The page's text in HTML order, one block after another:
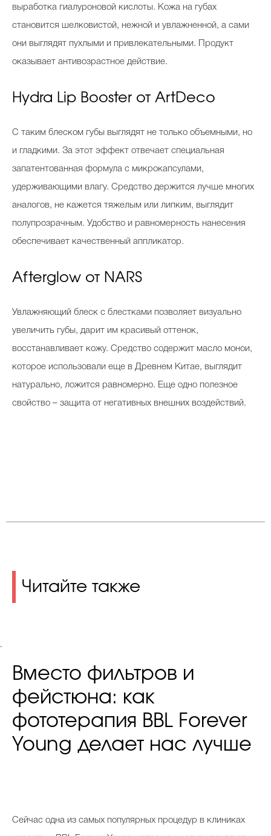
выработка гиалуроновой кислоты. Кожа на губах
становится шелковистой, нежной и увлажненной, а сами
они выглядят пухлыми и привлекательными. Продукт
оказывает антивозрастное действие.
Hydra Lip Booster от ArtDeco
С таким блеском губы выглядят не только объемными, но
и гладкими. За этот эффект отвечает специальная
запатентованная формула с микрокапсулами,
удерживающими влагу. Средство держится лучше многих
аналогов, не кажется тяжелым или липким, выглядит
полупрозрачным. Удобство и равномерность нанесения
обеспечивает качественный аппликатор.
Afterglow от NARS
Увлажняющий блеск с блестками позволяет визуально
увеличить губы, дарит им красивый оттенок,
восстанавливает кожу. Средство содержит масло монои,
которое использовали еще в Древнем Китае, выглядит
натурально, ложится равномерно. Еще одно полезное
свойство – защита от негативных внешних воздействий.
Читайте также
.
Вместо фильтров и
фейстюна: как
фототерапия BBL Forever
Young делает нас лучше
Сейчас одна из самых популярных процедур в клиниках